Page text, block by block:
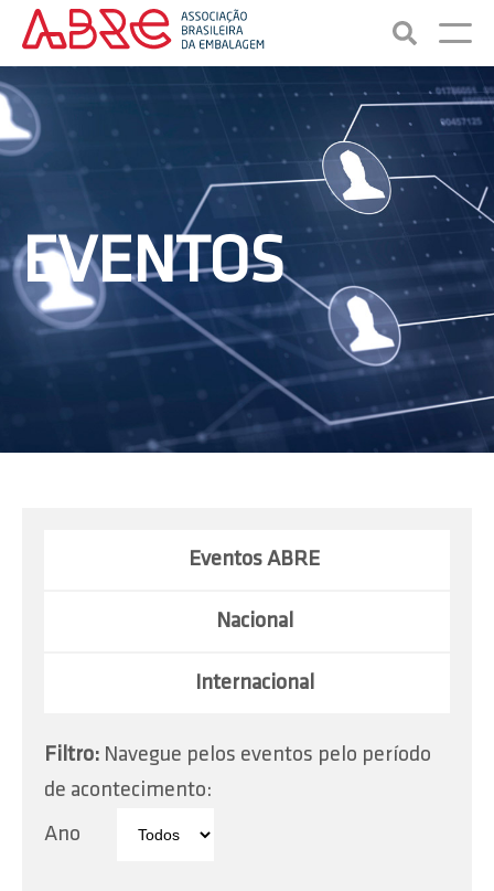
EVENTOS
Eventos ABRE
Nacional
Internacional
Filtro: Navegue pelos eventos pelo período
de acontecimento:
Ano